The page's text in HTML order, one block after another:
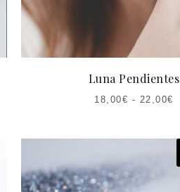
Luna Pendientes
18,00€ - 22,00€